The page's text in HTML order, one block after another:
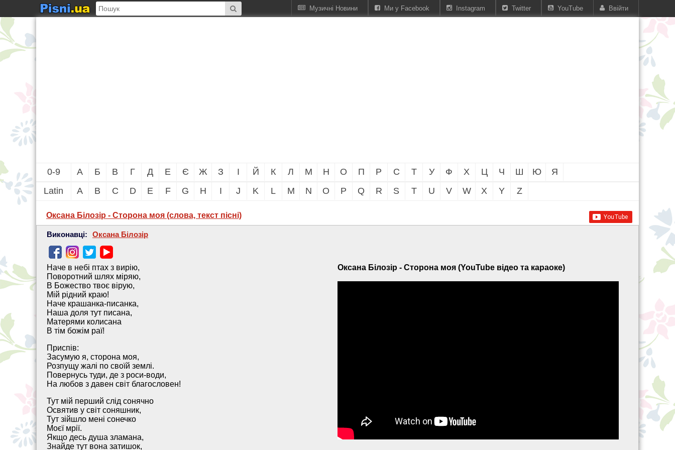
Ввійти
YouTube
Twitter
Instagram
Ми у Facebook
Музичні Новини
0-9 А Б В Г Д Е Є Ж З І Й К Л М Н О П Р С Т У Ф Х Ц Ч Ш Ю
Я
Latin
A B C D E F G H I J K L M N O P Q R S T U V W X Y Z
Оксана Білозір - Сторона моя (слова, текст пісні)
Виконавці: Оксана Білозір
Наче в небі птах з вирію,
Поворотний шлях міряю,
В Божество твоє вірую,
Мій рідний краю!
Наче крашанка-писанка,
Наша доля тут писана,
Матерями колисана
В тім божім раї!
Приспів:
Засумую я, сторона моя,
Розпущу жалі по своїй землі.
Повернусь туди, де з роси-води,
На любов з давен світ благословен!
Тут мій перший слід сонячно
Освятив у світ соняшник,
Тут зійшло мені сонечко
Моєї мрії.
Якщо десь душа зламана,
Знайде тут вона затишок,
Оксана Білозір - Сторона моя (YouTube відео та караоке)